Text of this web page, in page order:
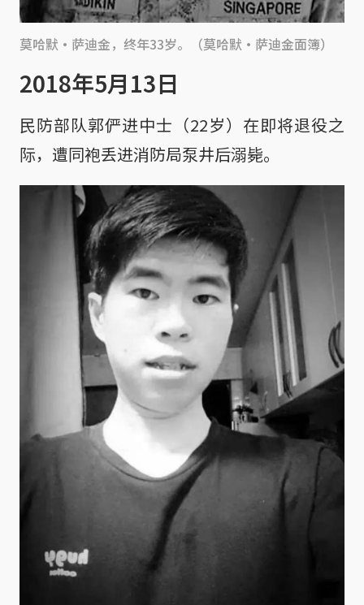
莫哈默·萨迪金，终年33岁。（莫哈默·萨迪金面簿）
2018年5月13日
民防部队郭俨进中士（22岁）在即将退役之
际，遭同袍丢进消防局泵井后溺毙。